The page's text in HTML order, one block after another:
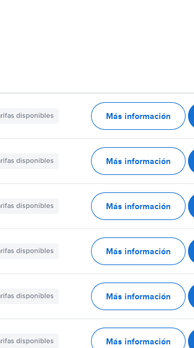
disponibles Más información
disponibles Más información
disponibles Más información
disponibles Más información
disponibles Más información
disponibles Más información